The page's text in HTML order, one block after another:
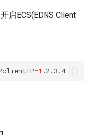
启ECS(EDNS Client
=1